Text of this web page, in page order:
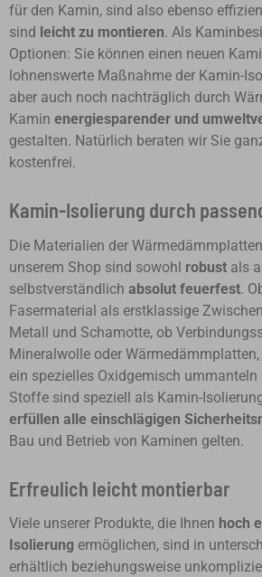
für den Kamin, sind also ebenso
sind leicht zu montieren. Als
Optionen: Sie können einen neuen
lohnenswerte Maßnahme der Kamin-
aber auch noch nachträglich durch
Kamin energiesparender und
gestalten. Natürlich beraten wir Sie
kostenfrei.
Kamin-Isolierung durch
Die Materialien der
unserem Shop sind sowohl robust als
selbstverständlich absolut feuerfest.
Fasermaterial als erstklassige
Metall und Schamotte, ob
Mineralwolle oder
ein spezielles Oxidgemisch
Stoffe sind speziell als Kamin-
erfüllen alle einschlägigen
Bau und Betrieb von Kaminen gelten.
Erfreulich leicht montierbar
Viele unserer Produkte, die Ihnen hoch
Isolierung ermöglichen, sind in
erhältlich beziehungsweise